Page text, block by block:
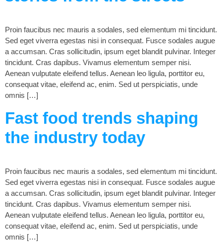
Proin faucibus nec mauris a sodales, sed elementum mi tincidunt.
Sed eget viverra egestas nisi in consequat. Fusce sodales augue
a accumsan. Cras sollicitudin, ipsum eget blandit pulvinar. Integer
tincidunt. Cras dapibus. Vivamus elementum semper nisi.
Aenean vulputate eleifend tellus. Aenean leo ligula, porttitor eu,
consequat vitae, eleifend ac, enim. Sed ut perspiciatis, unde
omnis […]
Fast food trends shaping
the industry today
Proin faucibus nec mauris a sodales, sed elementum mi tincidunt.
Sed eget viverra egestas nisi in consequat. Fusce sodales augue
a accumsan. Cras sollicitudin, ipsum eget blandit pulvinar. Integer
tincidunt. Cras dapibus. Vivamus elementum semper nisi.
Aenean vulputate eleifend tellus. Aenean leo ligula, porttitor eu,
consequat vitae, eleifend ac, enim. Sed ut perspiciatis, unde
omnis […]